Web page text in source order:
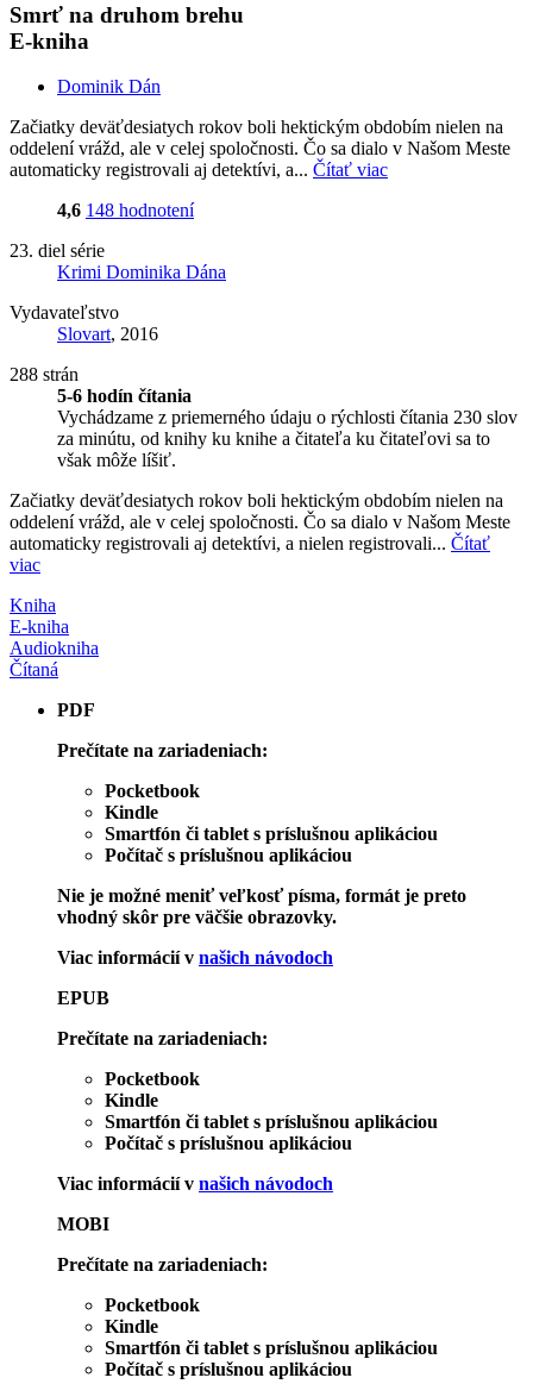
Smrť na druhom brehu
E-kniha
Dominik Dán
Začiatky deväťdesiatych rokov boli hektickým obdobím nielen na
oddelení vrážd, ale v celej spoločnosti. Čo sa dialo v Našom Meste
automaticky registrovali aj detektívi, a... Čítať viac
4,6 148 hodnotení
23. diel série
Krimi Dominika Dána
Vydavateľstvo
Slovart, 2016
288 strán
5-6 hodín čítania
Vychádzame z priemerného údaju o rýchlosti čítania 230 slov
za minútu, od knihy ku knihe a čitateľa ku čitateľovi sa to
však môže líšiť.
Začiatky deväťdesiatych rokov boli hektickým obdobím nielen na
oddelení vrážd, ale v celej spoločnosti. Čo sa dialo v Našom Meste
automaticky registrovali aj detektívi, a nielen registrovali... Čítať
viac
Kniha
E-kniha
Audiokniha
Čítaná
PDF
Prečítate na zariadeniach:
Pocketbook
Kindle
Smartfón či tablet s príslušnou aplikáciou
Počítač s príslušnou aplikáciou
Nie je možné meniť veľkosť písma, formát je preto
vhodný skôr pre väčšie obrazovky.
Viac informácií v našich návodoch
EPUB
Prečítate na zariadeniach:
Pocketbook
Kindle
Smartfón či tablet s príslušnou aplikáciou
Počítač s príslušnou aplikáciou
Viac informácií v našich návodoch
MOBI
Prečítate na zariadeniach:
Pocketbook
Kindle
Smartfón či tablet s príslušnou aplikáciou
Počítač s príslušnou aplikáciou